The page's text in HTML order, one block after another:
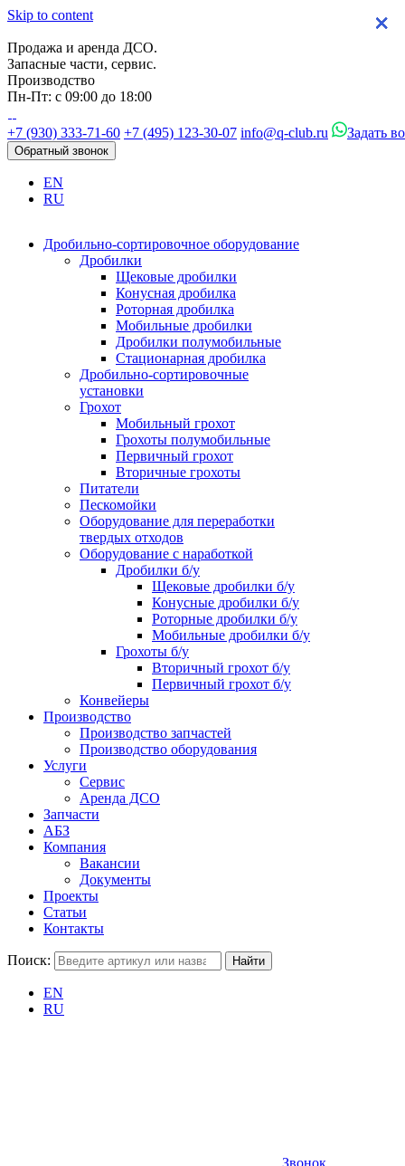
Skip to content
Продажа и аренда ДСО.
Запасные части, сервис.
Производство
Пн-Пт: с 09:00 до 18:00
+7 (930) 333-71-60 +7 (495) 123-30-07 info@q-club.ru Задать
Обратный звонок
EN
RU
Дробильно-сортировочное оборудование
Дробилки
Щековые дробилки
Конусная дробилка
Роторная дробилка
Мобильные дробилки
Дробилки полумобильные
Стационарная дробилка
Дробильно-сортировочные
установки
Грохот
Мобильный грохот
Грохоты полумобильные
Первичный грохот
Вторичные грохоты
Питатели
Пескомойки
Оборудование для переработки
твердых отходов
Оборудование с наработкой
Дробилки б/у
Щековые дробилки б/у
Конусные дробилки б/у
Роторные дробилки б/у
Мобильные дробилки б/у
Грохоты б/у
Вторичный грохот б/у
Первичный грохот б/у
Конвейеры
Производство
Производство запчастей
Производство оборудования
Услуги
Сервис
Аренда ДСО
Запчасти
АБЗ
Компания
Вакансии
Документы
Проекты
Статьи
Контакты
Поиск:
EN
RU
Звонок
×
×
×
×